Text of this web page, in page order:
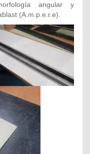
angular y
(A.m.p.e.r.e).